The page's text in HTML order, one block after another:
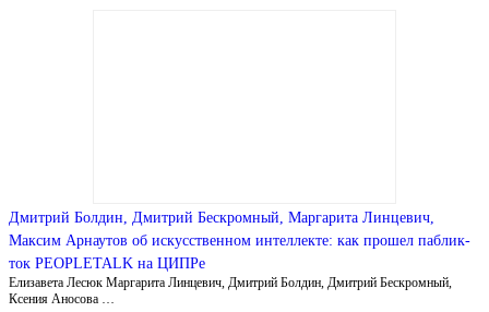
Дмитрий Болдин, Дмитрий Бескромный, Маргарита Линцевич,
Максим Арнаутов об искусственном интеллекте: как прошел паблик-
ток PEOPLETALK на ЦИПРе
Елизавета Лесюк Маргарита Линцевич, Дмитрий Болдин, Дмитрий Бескромный,
Ксения Аносова …